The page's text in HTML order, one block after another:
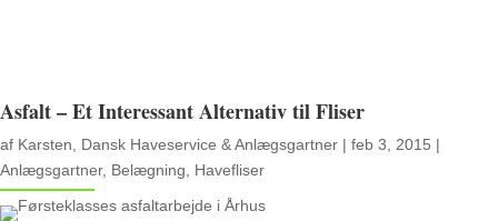
Asfalt – Et Interessant Alternativ til Fliser
af Karsten, Dansk Haveservice & Anlægsgartner | feb 3, 2015 |
Anlægsgartner, Belægning Havefliser